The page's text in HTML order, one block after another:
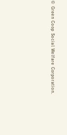
©
Green Coop Social Welfare Corporation.